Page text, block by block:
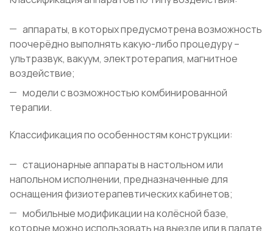
аппараты, в которых предусмотрена возможность
поочерёдно выполнять какую-либо процедуру –
ультразвук, вакуум, электротерапия, магнитное
воздействие;
модели с возможностью комбинированной
терапии.
Классификация по особенностям конструкции:
стационарные аппараты в настольном или
напольном исполнении, предназначенные для
оснащения физиотерапевтических кабинетов;
мобильные модификации на колёсной базе,
которые можно использовать на выезде или в палате